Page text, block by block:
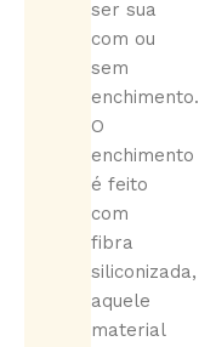
ser sua
com ou
sem
enchimento.
O
enchimento
é feito
com
fibra
siliconizada,
aquele
material